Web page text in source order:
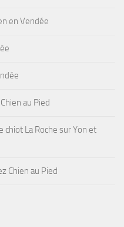
en Vendée
au Pied
La Roche sur Yon et
Chien au Pied